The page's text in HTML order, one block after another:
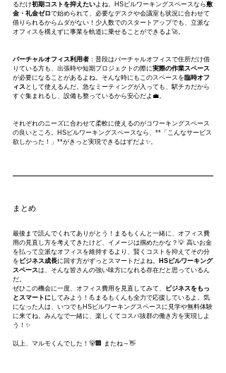
るだけ初期コストを抑えたいよね。HSビルワーキングスペースなら敷
金・礼金ゼロで始められて、必要なデスクや会議室も状況に合わせて
借りられるからムダがない！少人数でのスタートアップでも、立派な
オフィスを構えずに事業を軌道に乗せることができるよ🚀。
バーチャルオフィス利用者 ：普段はバーチャルオフィスで住所だけ借
りている方も、出張時や短期プロジェクトの際に実際の作業スペース
が必要になることがあるよね。そんな時にもこのスペースを 臨時オフ
ィスとして使えるんだ。急なミーティングが入っても、駅チカだから
すぐ集まれるし、設備も整っているから安心だよ💼。
それぞれのニーズに合わせて柔軟に使えるのがコワーキングスペース
の良いところ。HSビルワーキングスペースなら、**「こんなサービス
欲しかった！」**がきっと実現できるはずだよ✨。
まとめ
最後まで読んでくれてありがとう！まるもくんと一緒に、オフィス費
用の見直し方を考えてきたけど、イメージは掴めたかな？💡 高いお金
を払って立派なオフィスを維持するより、賢くコストを抑えてその分
を ビジネス成長に回す方がずっとスマートだよね。
HSビルワーキング
スペースは、そんな皆さんの強い味方になれる存在だと思っているん
だ。
ぜひこの機会に一度、オフィス費用を見直してみて、 ビジネスをもっ
とスマートに してみよう！💪まるもくんも全力で応援しているよ。気
になった人は、いつでもHSビルワーキングスペースに見学や無料体験
に来てね。みんなで一緒に、楽しくてコスパ抜群の働き方を実現しよ
う！✨
以上、マルモくんでした！🐻🏢 またね～👋